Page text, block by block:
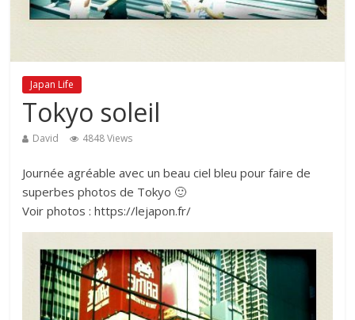
Japan Life
Tokyo soleil
David 4848 Views
Journée agréable avec un beau ciel bleu pour faire de
superbes photos de Tokyo 🙂
Voir photos : https://lejapon.fr/